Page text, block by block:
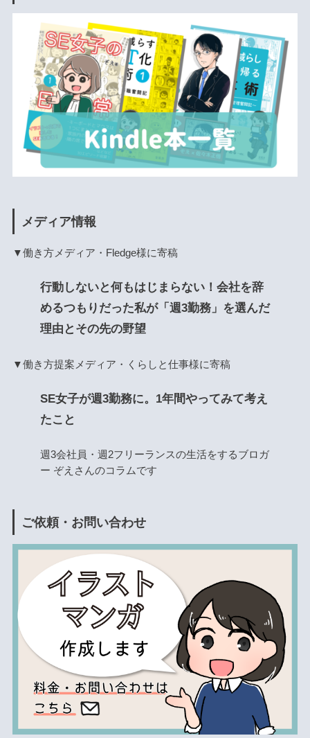
メディア情報
▼働き方メディア・Fledge様に寄稿
行動しないと何もはじまらない！会社を辞
めるつもりだった私が「週3勤務」を選んだ
理由とその先の野望
▼働き方提案メディア・くらしと仕事様に寄稿
SE女子が週3勤務に。1年間やってみて考え
たこと
週3会社員・週2フリーランスの生活をするブロガ
ー ぞえさんのコラムです
ご依頼・お問い合わせ